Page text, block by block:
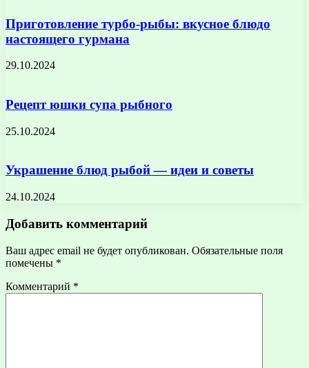
Приготовление турбо-рыбы: вкусное блюдо
настоящего гурмана
29.10.2024
Рецепт юшки супа рыбного
25.10.2024
Украшение блюд рыбой — идеи и советы
24.10.2024
Добавить комментарий
Ваш адрес email не будет опубликован. Обязательные поля
помечены *
Комментарий *